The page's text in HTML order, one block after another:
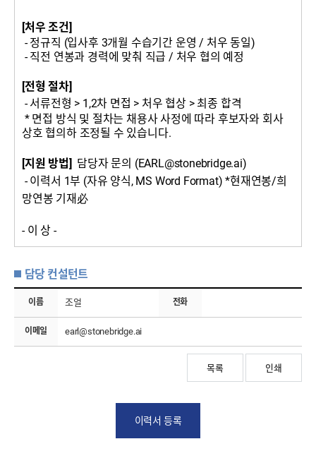
[처우 조건]
- 정규직 (입사후 3개월 수습기간 운영 / 처우 동일)
- 직전 연봉과 경력에 맞춰 직급 / 처우 협의 예정
[전형 절차]
- 서류전형 > 1,2차 면접 > 처우 협상 > 최종 합격
* 면접 방식 및 절차는 채용사 사정에 따라 후보자와 회사
상호 협의하 조정될 수 있습니다.
[지원 방법] 담당자 문의 (EARL@stonebridge.ai)
- 이력서 1부 (자유 양식, MS Word Format) *현재연봉/희
망연봉 기재必
- 이 상 -
담당 컨설턴트
이름 조얼 전화
이메일 earl@stonebridge.ai
목록 인쇄
이력서 등록